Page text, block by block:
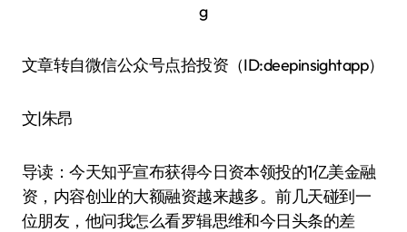
文章转自微信公众号点拾投资（ID:deepinsightapp）
文|朱昂
导读：今天知乎宣布获得今日资本领投的1亿美金融
资，内容创业的大额融资越来越多。前几天碰到一
位朋友，他问我怎么看罗辑思维和今日头条的差